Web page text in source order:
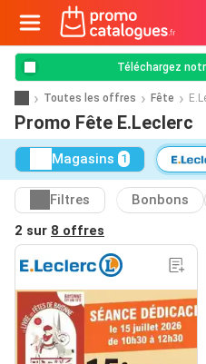
Téléchargez
Toutes les offres Fête
Promo Fête E.Leclerc
Magasins 1
Filtres Bonbons
2 sur 8 offres